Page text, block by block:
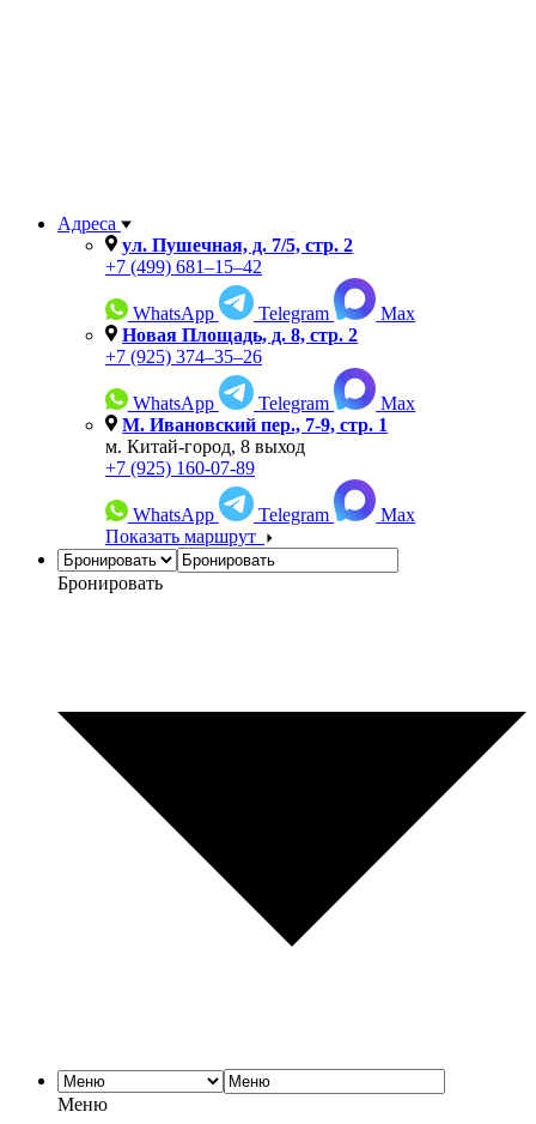
Адреса
ул. Пушечная, д. 7/5, стр. 2
+7 (499) 681–15–42
WhatsApp Telegram
Max
Новая Площадь, д. 8, стр. 2
+7 (925) 374–35–26
WhatsApp Telegram
Max
М. Ивановский пер., 7-9, cтр. 1
м. Китай-город, 8 выход
+7 (925) 160-07-89
WhatsApp Telegram
Max
Показать маршрут
Бронировать
Меню